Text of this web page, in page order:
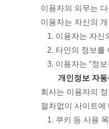
이용자의 의무는
이용자는 자신의
이용자는 자신
타인의 정보를
이용자는 “정
개인정보 자
회사는 이용자의
절차없이 사이트에
쿠키 등 사용